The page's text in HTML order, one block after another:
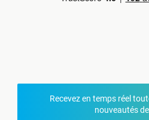
Recevez en temps réel
nouveautés